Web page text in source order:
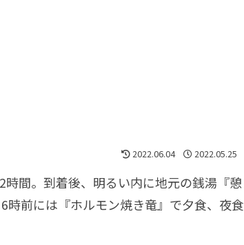
2022.06.04 2022.05.25
間。到着後、明るい内に地元の銭湯『憩
時前には『ホルモン焼き竜』で夕食、夜食